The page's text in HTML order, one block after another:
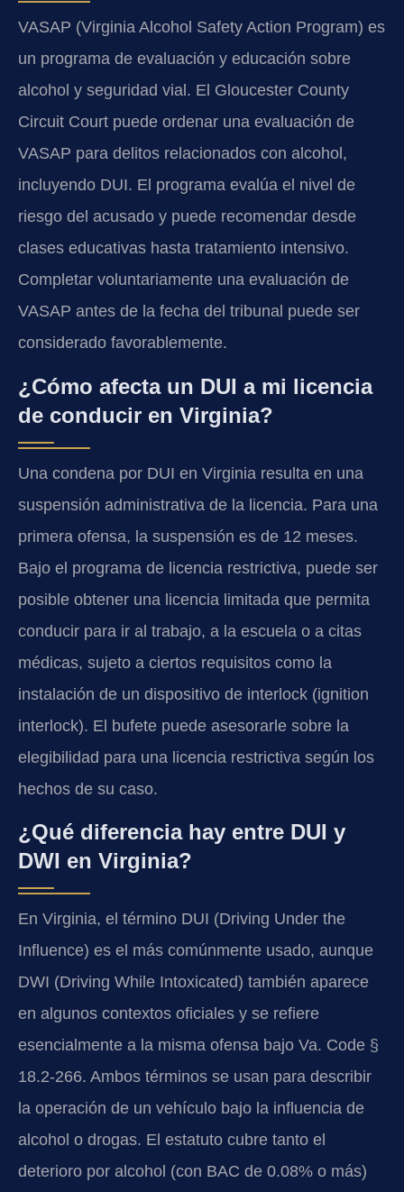
VASAP (Virginia Alcohol Safety Action Program) es
un programa de evaluación y educación sobre
alcohol y seguridad vial. El Gloucester County
Circuit Court puede ordenar una evaluación de
VASAP para delitos relacionados con alcohol,
incluyendo DUI. El programa evalúa el nivel de
riesgo del acusado y puede recomendar desde
clases educativas hasta tratamiento intensivo.
Completar voluntariamente una evaluación de
VASAP antes de la fecha del tribunal puede ser
considerado favorablemente.
¿Cómo afecta un DUI a mi licencia
de conducir en Virginia?
Una condena por DUI en Virginia resulta en una
suspensión administrativa de la licencia. Para una
primera ofensa, la suspensión es de 12 meses.
Bajo el programa de licencia restrictiva, puede ser
posible obtener una licencia limitada que permita
conducir para ir al trabajo, a la escuela o a citas
médicas, sujeto a ciertos requisitos como la
instalación de un dispositivo de interlock (ignition
interlock). El bufete puede asesorarle sobre la
elegibilidad para una licencia restrictiva según los
hechos de su caso.
¿Qué diferencia hay entre DUI y
DWI en Virginia?
En Virginia, el término DUI (Driving Under the
Influence) es el más comúnmente usado, aunque
DWI (Driving While Intoxicated) también aparece
en algunos contextos oficiales y se refiere
esencialmente a la misma ofensa bajo Va. Code §
18.2-266. Ambos términos se usan para describir
la operación de un vehículo bajo la influencia de
alcohol o drogas. El estatuto cubre tanto el
deterioro por alcohol (con BAC de 0.08% o más)